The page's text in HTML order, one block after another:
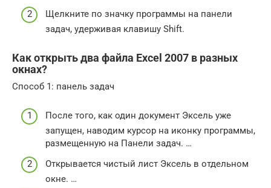
Щелкните по значку программы на панели
задач, удерживая клавишу Shift.
Как открыть два файла Excel 2007 в разных
окнах?
Способ 1: панель задач
После того, как один документ Эксель уже
запущен, наводим курсор на иконку программы,
размещенную на Панели задач. …
Открывается чистый лист Эксель в отдельном
окне. …